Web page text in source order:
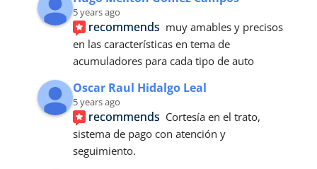
5 years ago
recommends muy amables y precisos
en las características en tema de
acumuladores para cada tipo de auto
Oscar Raul Hidalgo Leal
5 years ago
recommends Cortesía en el trato,
sistema de pago con atención y
seguimiento.